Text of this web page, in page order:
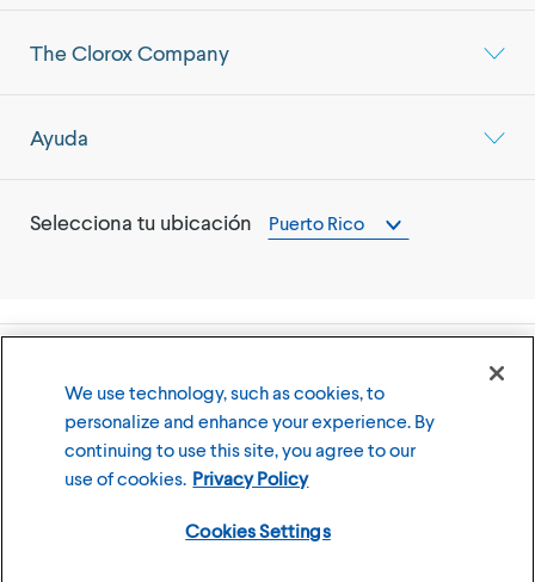
The Clorox Company
Ayuda
Selecciona tu ubicación Puerto Rico
Términos y Condiciones de Uso Política de Privacidad
We use technology, such as cookies, to
personalize and enhance your experience. By
continuing to use this site, you agree to our
use of cookies. Privacy Policy
Cookies Settings